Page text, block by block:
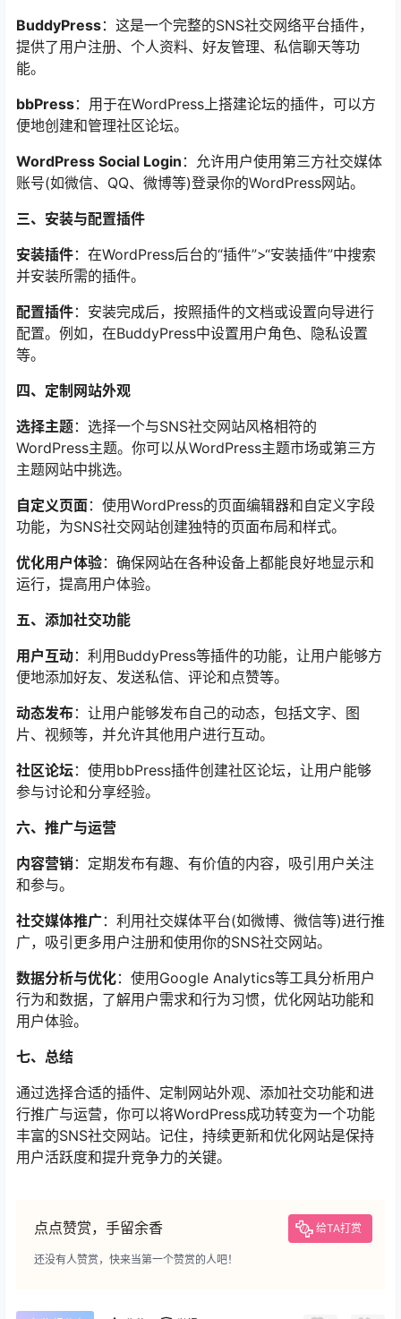
BuddyPress：这是一个完整的SNS社交网络平台插件，
提供了用户注册、个人资料、好友管理、私信聊天等功
能。
bbPress：用于在WordPress上搭建论坛的插件，可以方
便地创建和管理社区论坛。
WordPress Social Login ：允许用户使用第三方社交媒体
账号(如微信、QQ、微博等)登录你的WordPress网站。
三、安装与配置插件
安装插件：在WordPress后台的“插件”>“安装插件”中搜索
并安装所需的插件。
配置插件：安装完成后，按照插件的文档或设置向导进行
配置。例如，在BuddyPress中设置用户角色、隐私设置
等。
四、定制网站外观
选择主题：选择一个与SNS社交网站风格相符的
WordPress主题。你可以从WordPress主题市场或第三方
主题网站中挑选。
自定义页面：使用WordPress的页面编辑器和自定义字段
功能，为SNS社交网站创建独特的页面布局和样式。
优化用户体验：确保网站在各种设备上都能良好地显示和
运行，提高用户体验。
五、添加社交功能
用户互动：利用BuddyPress等插件的功能，让用户能够方
便地添加好友、发送私信、评论和点赞等。
动态发布：让用户能够发布自己的动态，包括文字、图
片、视频等，并允许其他用户进行互动。
社区论坛：使用bbPress插件创建社区论坛，让用户能够
参与讨论和分享经验。
六、推广与运营
内容营销：定期发布有趣、有价值的内容，吸引用户关注
和参与。
社交媒体推广：利用社交媒体平台(如微博、微信等)进行推
广，吸引更多用户注册和使用你的SNS社交网站。
数据分析与优化：使用Google Analytics等工具分析用户
行为和数据，了解用户需求和行为习惯，优化网站功能和
用户体验。
七、总结
通过选择合适的插件、定制网站外观、添加社交功能和进
行推广与运营，你可以将WordPress成功转变为一个功能
丰富的SNS社交网站。记住，持续更新和优化网站是保持
用户活跃度和提升竞争力的关键。
点点赞赏，手留余香 给TA打赏
还没有人赞赏，快来当第一个赞赏的人吧！